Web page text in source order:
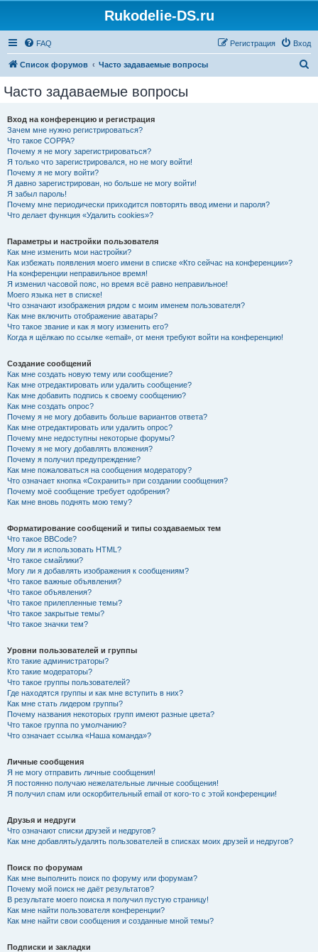
Rukodelie-DS.ru
FAQ Вход
Регистрация
Список форумов Часто задаваемые вопросы
Часто задаваемые вопросы
Вход на конференцию и регистрация
Зачем мне нужно регистрироваться?
Что такое COPPA?
Почему я не могу зарегистрироваться?
Я только что зарегистрировался, но не могу войти!
Почему я не могу войти?
Я давно зарегистрирован, но больше не могу войти!
Я забыл пароль!
Почему мне периодически приходится повторять ввод имени и пароля?
Что делает функция «Удалить cookies»?
Параметры и настройки пользователя
Как мне изменить мои настройки?
Как избежать появления моего имени в списке «Кто сейчас на конференции»?
На конференции неправильное время!
Я изменил часовой пояс, но время всё равно неправильное!
Моего языка нет в списке!
Что означают изображения рядом с моим именем пользователя?
Как мне включить отображение аватары?
Что такое звание и как я могу изменить его?
Когда я щёлкаю по ссылке «email», от меня требуют войти на конференцию!
Создание сообщений
Как мне создать новую тему или сообщение?
Как мне отредактировать или удалить сообщение?
Как мне добавить подпись к своему сообщению?
Как мне создать опрос?
Почему я не могу добавить больше вариантов ответа?
Как мне отредактировать или удалить опрос?
Почему мне недоступны некоторые форумы?
Почему я не могу добавлять вложения?
Почему я получил предупреждение?
Как мне пожаловаться на сообщения модератору?
Что означает кнопка «Сохранить» при создании сообщения?
Почему моё сообщение требует одобрения?
Как мне вновь поднять мою тему?
Форматирование сообщений и типы создаваемых тем
Что такое BBCode?
Могу ли я использовать HTML?
Что такое смайлики?
Могу ли я добавлять изображения к сообщениям?
Что такое важные объявления?
Что такое объявления?
Что такое прилепленные темы?
Что такое закрытые темы?
Что такое значки тем?
Уровни пользователей и группы
Кто такие администраторы?
Кто такие модераторы?
Что такое группы пользователей?
Где находятся группы и как мне вступить в них?
Как мне стать лидером группы?
Почему названия некоторых групп имеют разные цвета?
Что такое группа по умолчанию?
Что означает ссылка «Наша команда»?
Личные сообщения
Я не могу отправить личные сообщения!
Я постоянно получаю нежелательные личные сообщения!
Я получил спам или оскорбительный email от кого-то с этой конференции!
Друзья и недруги
Что означают списки друзей и недругов?
Как мне добавлять/удалять пользователей в списках моих друзей и недругов?
Поиск по форумам
Как мне выполнить поиск по форуму или форумам?
Почему мой поиск не даёт результатов?
В результате моего поиска я получил пустую страницу!
Как мне найти пользователя конференции?
Как мне найти свои сообщения и созданные мной темы?
Подписки и закладки